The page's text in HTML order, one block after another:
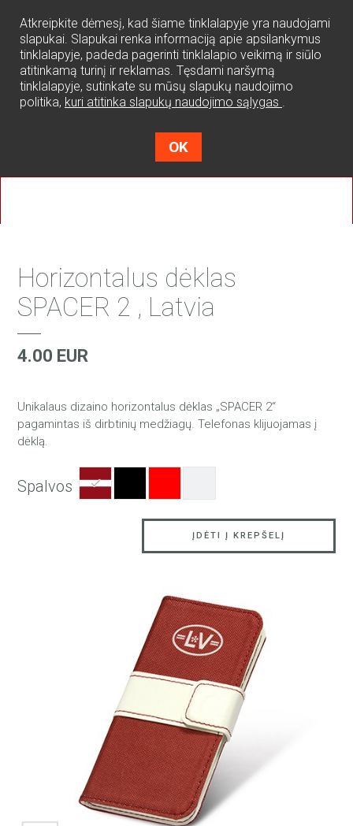
Atkreipkite dėmesį, kad šiame tinklalapyje yra naudojami
slapukai. Slapukai renka informaciją apie apsilankymus
tinklalapyje, padeda pagerinti tinklalapio veikimą ir siūlo
atitinkamą turinį ir reklamas. Tęsdami naršymą
tinklalapyje, sutinkate su mūsų slapukų naudojimo
politika, kuri atitinka slapukų naudojimo sąlygas .
OK
0
Horizontalus dėklas
SPACER 2 , Latvia
4.00 EUR
Unikalaus dizaino horizontalus dėklas „SPACER 2“
pagamintas iš dirbtinių medžiagų. Telefonas klijuojamas į
dėklą.
Spalvos
ĮDĖTI Į KREPŠELĮ